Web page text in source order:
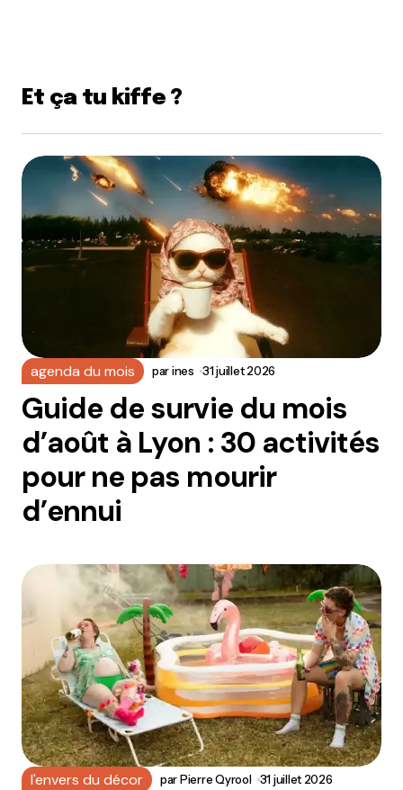
Et ça tu kiffe ?
agenda du mois parines 31 juillet 2026
Guide de survie du mois
d’août à Lyon : 30 activités
pour ne pas mourir
d’ennui
l'envers du décor parPierre Qyrool 31 juillet 2026